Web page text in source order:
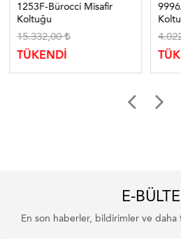
1253F-Bürocci Misafir
Koltuğu
15.332,00
TÜKENDİ
E-
En son haberler, bildirimler ve daha